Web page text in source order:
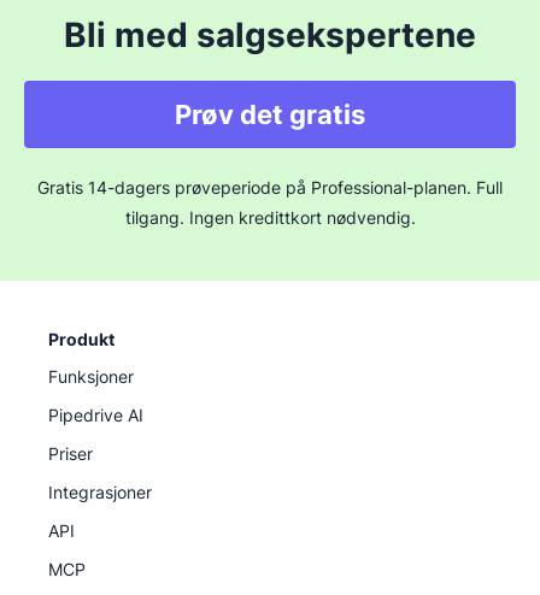
Bli med salgsekspertene
Prøv det gratis
Gratis 14-dagers prøveperiode på Professional-planen. Full
tilgang. Ingen kredittkort nødvendig.
Produkt
Funksjoner
Pipedrive AI
Priser
Integrasjoner
API
MCP